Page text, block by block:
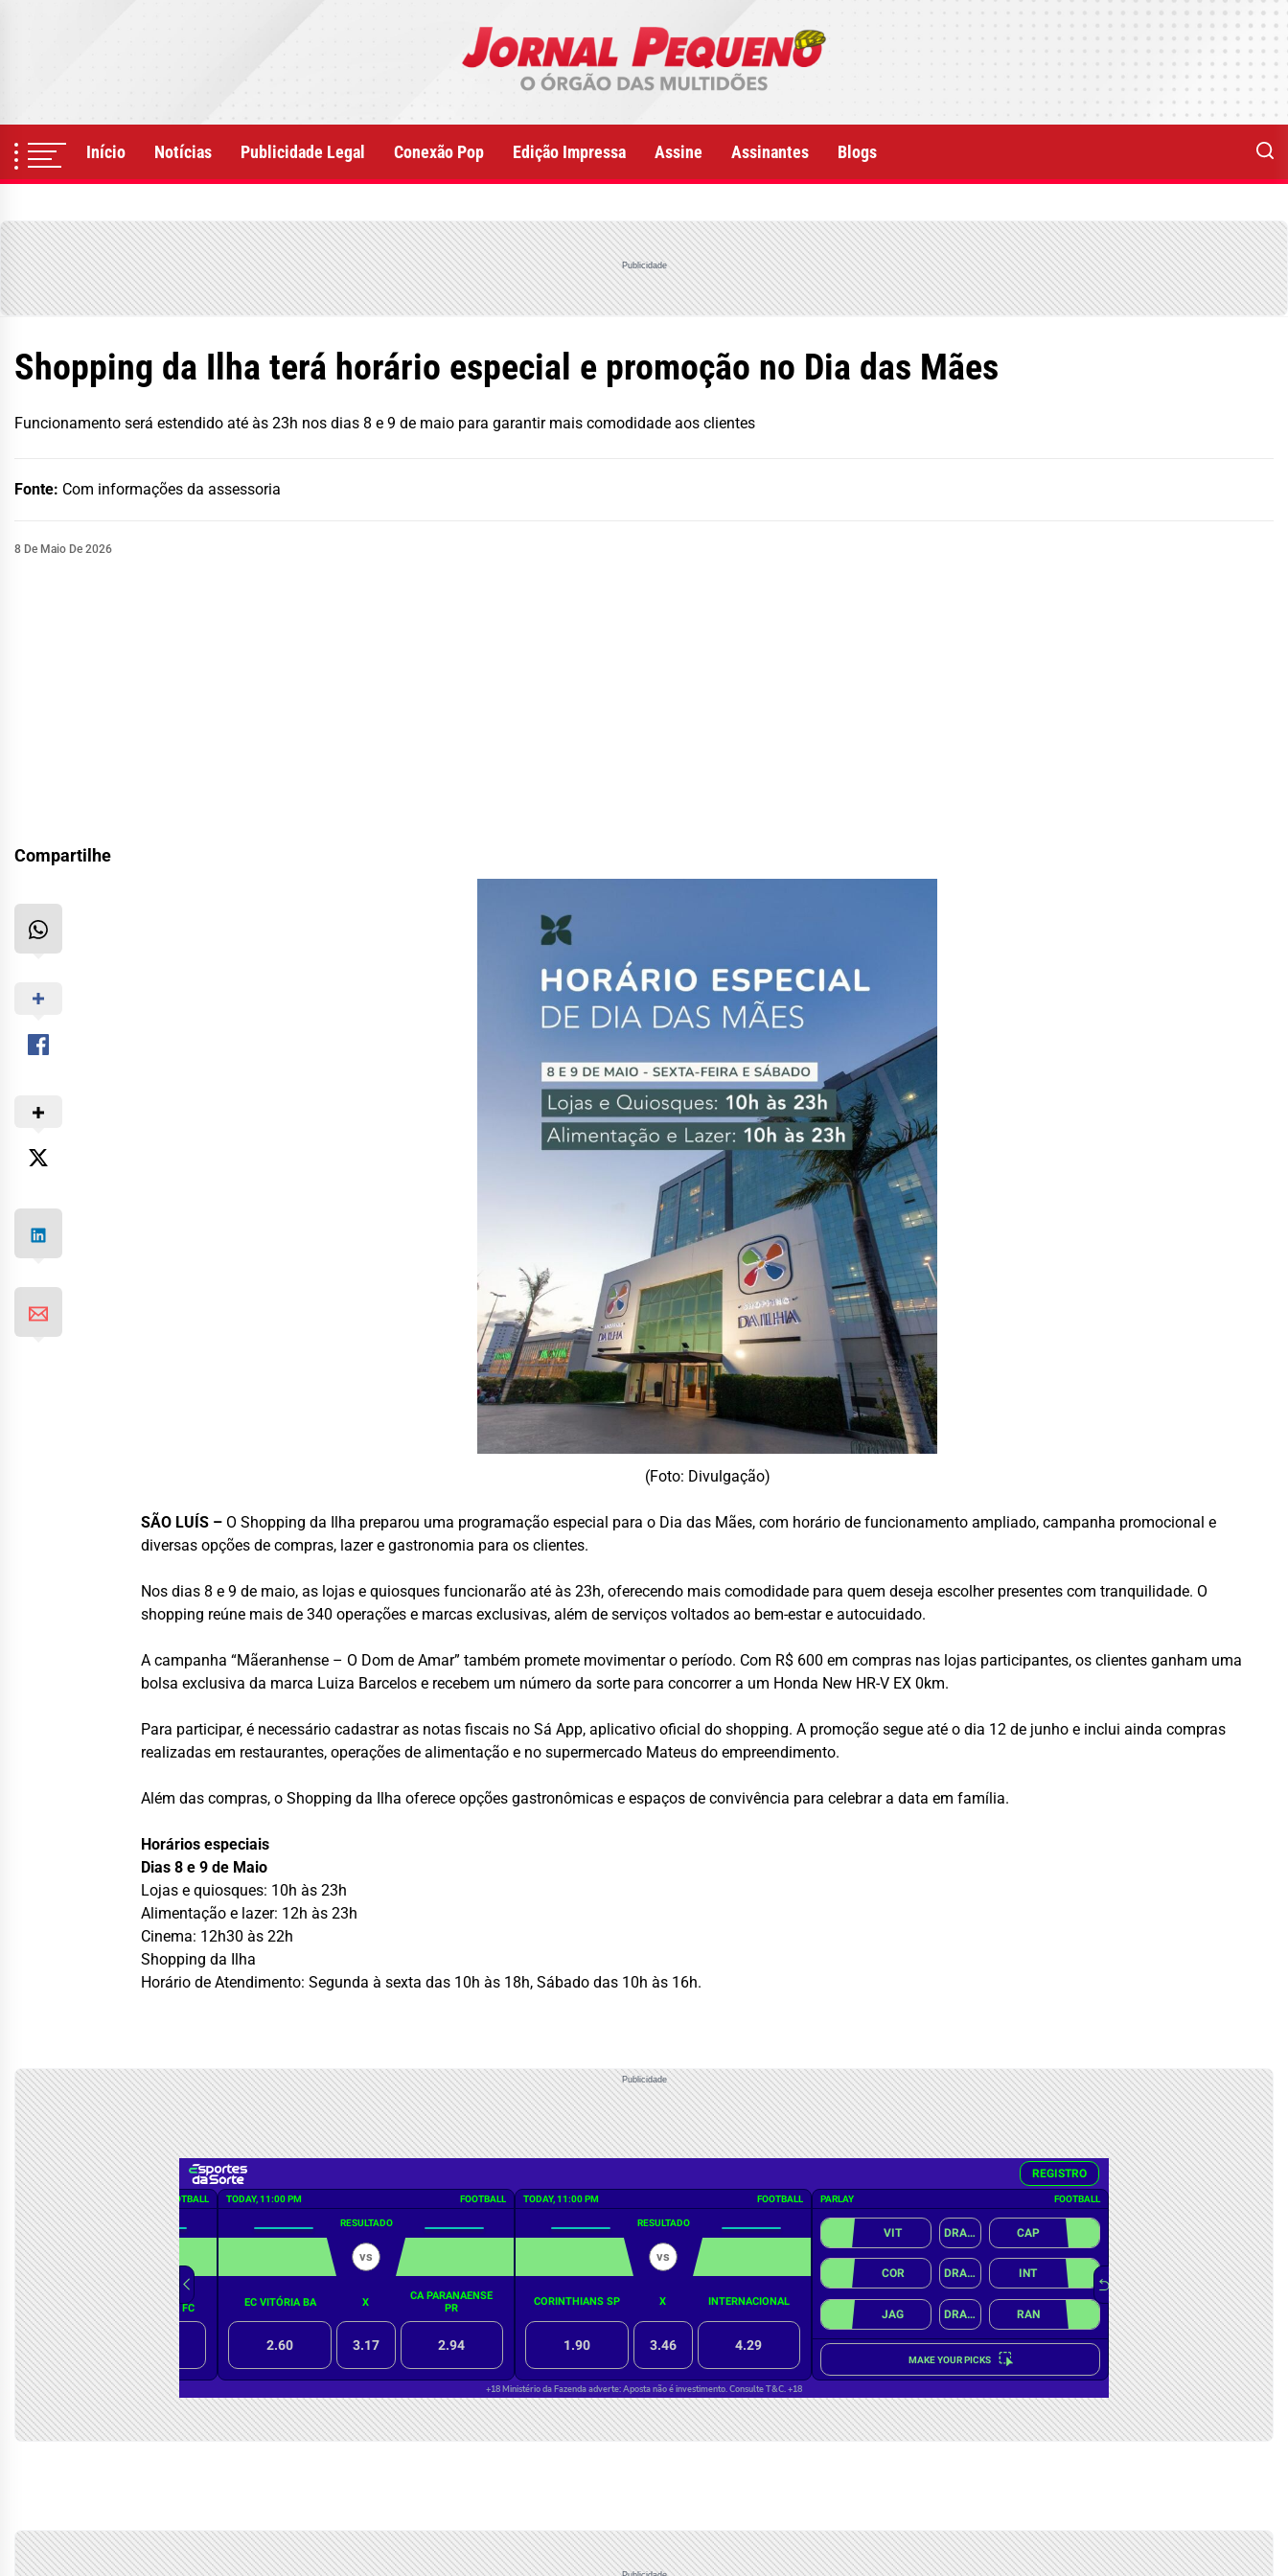
Início Notícias Publicidade Legal Conexão Pop Edição Impressa Assine Assinantes Blogs
Publicidade
Shopping da Ilha terá horário especial e promoção no Dia das Mães
Funcionamento será estendido até às 23h nos dias 8 e 9 de maio para garantir mais comodidade aos clientes
Fonte: Com informações da assessoria
8 De Maio De 2026
Compartilhe
(Foto: Divulgação)
SÃO LUÍS – O Shopping da Ilha preparou uma programação especial para o Dia das Mães, com horário de funcionamento ampliado, campanha promocional e
diversas opções de compras, lazer e gastronomia para os clientes.
Nos dias 8 e 9 de maio, as lojas e quiosques funcionarão até às 23h, oferecendo mais comodidade para quem deseja escolher presentes com tranquilidade. O
shopping reúne mais de 340 operações e marcas exclusivas, além de serviços voltados ao bem-estar e autocuidado.
A campanha “Mãeranhense – O Dom de Amar” também promete movimentar o período. Com R$ 600 em compras nas lojas participantes, os clientes ganham uma
bolsa exclusiva da marca Luiza Barcelos e recebem um número da sorte para concorrer a um Honda New HR-V EX 0km.
Para participar, é necessário cadastrar as notas fiscais no Sá App, aplicativo oficial do shopping. A promoção segue até o dia 12 de junho e inclui ainda compras
realizadas em restaurantes, operações de alimentação e no supermercado Mateus do empreendimento.
Além das compras, o Shopping da Ilha oferece opções gastronômicas e espaços de convivência para celebrar a data em família.
Horários especiais
Dias 8 e 9 de Maio
Lojas e quiosques: 10h às 23h
Alimentação e lazer: 12h às 23h
Cinema: 12h30 às 22h
Shopping da Ilha
Horário de Atendimento: Segunda à sexta das 10h às 18h, Sábado das 10h às 16h.
Publicidade